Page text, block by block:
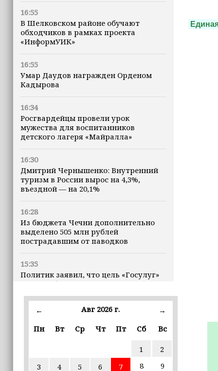
16:55
В Шелковском районе обучают
обходчиков в рамках проекта
«ИнформУИК»
16:55
Умар Даудов награжден Орденом
Кадырова
16:34
Росгвардейцы провели урок
мужества для воспитанников
детского лагеря «Майралла»
16:30
Дмитрий Чернышенко: Внутренний
туризм в России вырос на 4,3%,
въездной — на 20,1%
16:28
Из бюджета Чечни дополнительно
выделено 505 млн рублей
пострадавшим от паводков
15:35
Политик заявил, что цель «Госулуг»
— стать большой
Избирательные участки Шатоя
готовы к приёму голосов
15:02
← Авг 2026 г.
→
Пн
Вт Ср Чт Пт Сб Вс
1
2
3
4 5 6 7 8
9